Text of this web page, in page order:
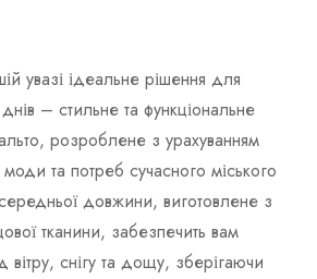
увазі ідеальне рішення для
– стильне та функціональне
розроблене з урахуванням
моди та потреб сучасного міського
довжини, виготовлене з
тканини, забезпечить вам
вітру, снігу та дощу, зберігаючи